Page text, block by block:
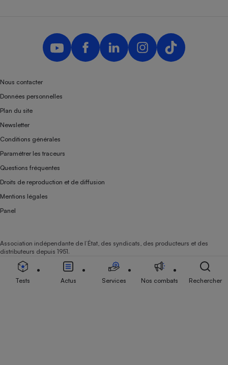
Nous contacter
Données personnelles
Plan du site
Newsletter
Conditions générales
Paramétrer les traceurs
Questions fréquentes
Droits de reproduction et de diffusion
Mentions légales
Panel
Association indépendante de l’État, des syndicats, des producteurs et des
distributeurs depuis 1951.
Tests Actus Services Nos combats Rechercher